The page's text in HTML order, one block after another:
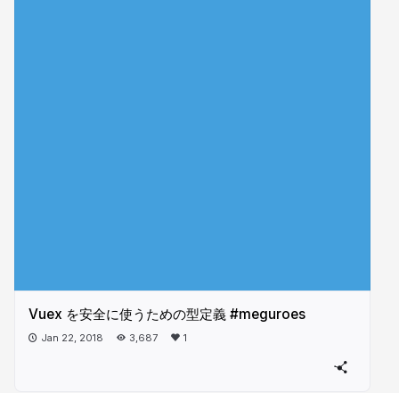
Vuex を安全に使うための型定義 #meguroes
Jan 22, 2018 3,687 1